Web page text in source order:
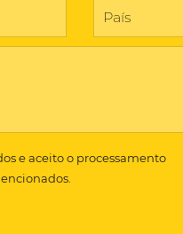
e aceito o processamento